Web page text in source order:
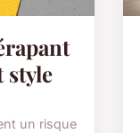
style
un risque